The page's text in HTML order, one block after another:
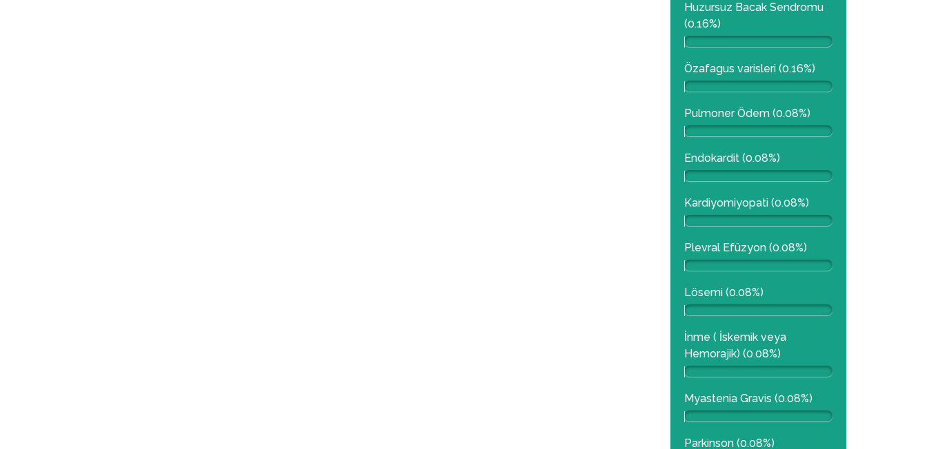
Huzursuz Bacak Sendromu
(0.16%)
Özafagus varisleri (0.16%)
Pulmoner Ödem (0.08%)
Endokardit (0.08%)
Kardiyomiyopati (0.08%)
Plevral Efüzyon (0.08%)
Lösemi (0.08%)
İnme ( İskemik veya
Hemorajik) (0.08%)
Myastenia Gravis (0.08%)
Parkinson (0.08%)